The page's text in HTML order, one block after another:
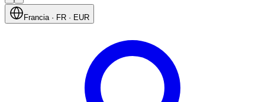
Francia· FR · EUR